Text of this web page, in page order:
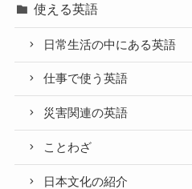
使える英語
日常生活の中にある英語
仕事で使う英語
災害関連の英語
ことわざ
日本文化の紹介